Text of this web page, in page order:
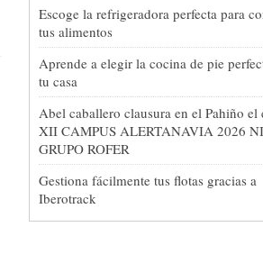
Escoge la refrigeradora perfecta para
tus alimentos
Aprende a elegir la cocina de pie
tu casa
Abel caballero clausura en el Pahiño el
XII CAMPUS ALERTANAVIA 2026
GRUPO ROFER
Gestiona fácilmente tus flotas gracias a
Iberotrack